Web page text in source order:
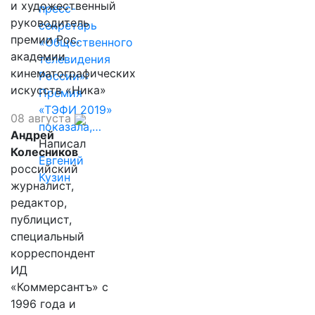
пресс-
секретарь
«Общественного
телевидения
России»:
Премия
«ТЭФИ 2019»
показала,…
Написал
Евгений
Кузин
и художественный
руководитель
премии Рос.
академии
кинематографических
искусств «Ника»
08 августа
Андрей
Колесников
российский
журналист,
редактор,
публицист,
специальный
корреспондент
ИД
«Коммерсантъ» с
1996 года и